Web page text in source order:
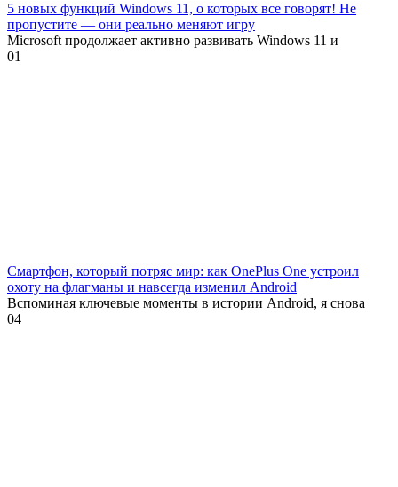
5 новых функций Windows 11, о которых все говорят! Не
пропустите — они реально меняют игру
Microsoft продолжает активно развивать Windows 11 и
01
Смартфон, который потряс мир: как OnePlus One устроил
охоту на флагманы и навсегда изменил Android
Вспоминая ключевые моменты в истории Android, я снова
04